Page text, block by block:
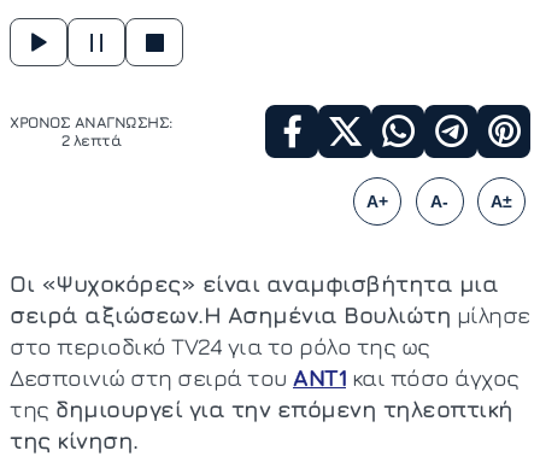
ΧΡΟΝΟΣ ΑΝΑΓΝΩΣΗΣ:
2 λεπτά
A+ A- A±
Οι «Ψυχοκόρες» είναι αναμφισβήτητα μια
σειρά αξιώσεων.Η Ασημένια Βουλιώτη μίλησε
στο περιοδικό TV24 για το ρόλο της ως
Δεσποινιώ στη σειρά του ΑΝΤ1 και πόσο άγχος
της δημιουργεί για την επόμενη τηλεοπτική
της κίνηση.